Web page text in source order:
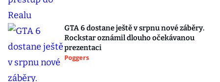
GTA 6 dostane ještě v srpnu nové záběry.
Rockstar oznámil dlouho očekávanou
prezentaci
Poggers